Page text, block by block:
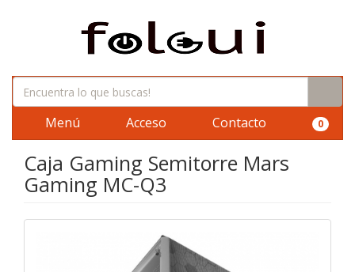
Menú Acceso Contacto 0
Caja Gaming Semitorre Mars
Gaming MC-Q3